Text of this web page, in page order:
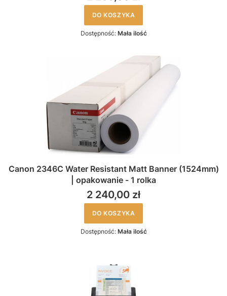
DO KOSZYKA
Dostępność: Mała ilość
Canon 2346C Water Resistant Matt Banner (1524mm)
| opakowanie - 1 rolka
2 240,00 zł
DO KOSZYKA
Dostępność: Mała ilość